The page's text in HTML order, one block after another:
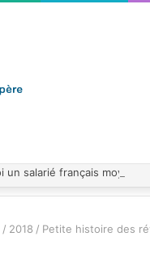
/ 2018 / Petite histoire des